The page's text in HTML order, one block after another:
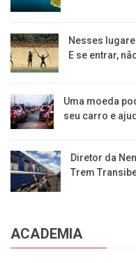
Nesses
E se entrar,
Uma moeda
seu carro e
Diretor da
Trem
ACADEMIA